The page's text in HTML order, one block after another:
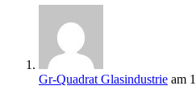
Gr-Quadrat Glasindustrie am